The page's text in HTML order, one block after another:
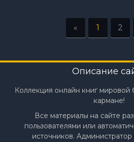
« 1 2
Описание
Коллекция онлайн книг мировой
кармане!
Все материалы на сайте
пользователями или
источников. Администратор